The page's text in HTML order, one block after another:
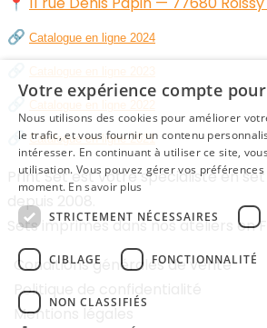
🔗 Catalogue en ligne 2024
🔗 Catalogue en ligne 2021
Print Set est votre spécialiste en
depuis 2008.
Sets imprimés dans nos ateliers en
Conditions générales de vente
Politique de confidentialité
Mentions légales
Votre expérience compte
Nous utilisons des cookies pour améliorer
le trafic, et vous fournir un contenu
intéresser. En continuant à utiliser ce site,
utilisation. Vous pouvez gérer vos
moment. En savoir plus
STRICTEMENT NÉCESSAIRES
CIBLAGE FONCTIONNALITÉ
NON CLASSIFIÉS